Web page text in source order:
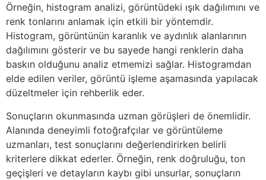
Örneğin, histogram analizi, görüntüdeki ışık dağılımını ve
renk tonlarını anlamak için etkili bir yöntemdir.
Histogram, görüntünün karanlık ve aydınlık alanlarının
dağılımını gösterir ve bu sayede hangi renklerin daha
baskın olduğunu analiz etmemizi sağlar. Histogramdan
elde edilen veriler, görüntü işleme aşamasında yapılacak
düzeltmeler için rehberlik eder.
Sonuçların okunmasında uzman görüşleri de önemlidir.
Alanında deneyimli fotoğrafçılar ve görüntüleme
uzmanları, test sonuçlarını değerlendirirken belirli
kriterlere dikkat ederler. Örneğin, renk doğruluğu, ton
geçişleri ve detayların kaybı gibi unsurlar, sonuçların